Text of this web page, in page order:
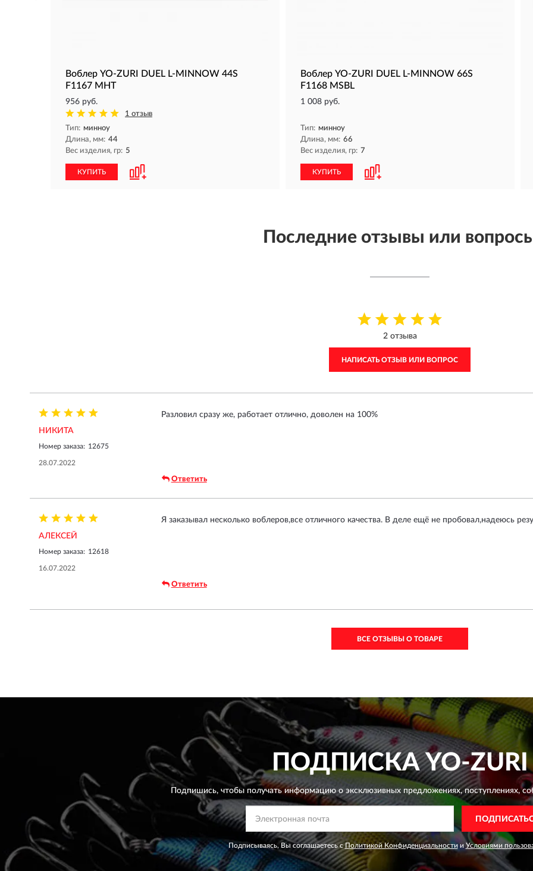
Воблер YO-ZURI DUEL L-MINNOW 44S
F1167 MHT
956 руб.
1 отзыв
Тип: минноу
Длина, мм: 44
Вес изделия, гр: 5
КУПИТЬ
Воблер YO-ZURI DUEL L-MINNOW 66S
F1168 MSBL
1 008 руб.
Тип: минноу
Длина, мм: 66
Вес изделия, гр: 7
КУПИТЬ
Последние отзывы или
2 отзыва
НАПИСАТЬ ОТЗЫВ ИЛИ ВОПРОС
НИКИТА
Номер заказа: 12675
28.07.2022
Разловил сразу же, работает отлично, доволен на 100%
Ответить
АЛЕКСЕЙ
Номер заказа: 12618
16.07.2022
Я заказывал несколько воблеров,все отличного качества. В деле ещё не пробовал,надеюсь
Ответить
ВСЕ ОТЗЫВЫ О ТОВАРЕ
ПОДПИСКАYO-ZURI
Подпишись, чтобы получать информацию о эксклюзивных предложениях,поступлениях,
Подписываясь, Вы соглашаетесь сПолитикой Конфиденциальности и Условиями